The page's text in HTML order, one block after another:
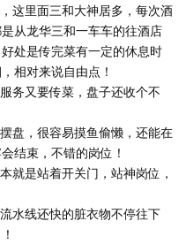
这里面三和大神居多，每次酒
从龙华三和一车车的往酒店
处是传完菜有一定的休息时
相对来说自由点！
务又要传菜，盘子还收个不
盘，很容易摸鱼偷懒，还能在
结束，不错的岗位！
就是站着开关门，站神岗位，
水线还快的脏衣物不停往下